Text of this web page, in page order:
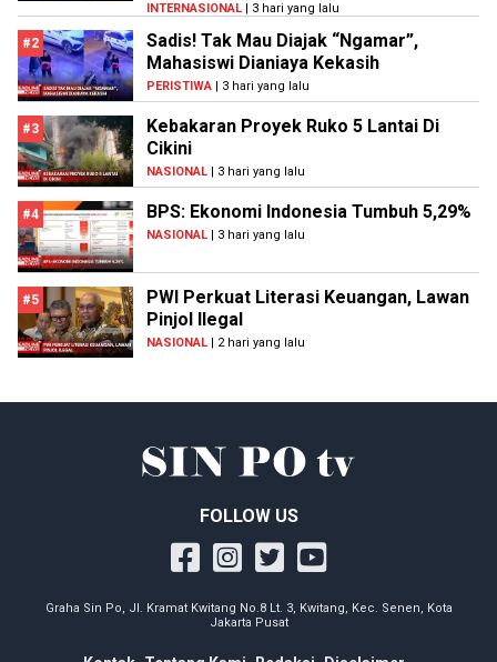
INTERNASIONAL | 3 hari yang lalu
#2
Sadis! Tak Mau Diajak “Ngamar”,
Mahasiswi Dianiaya Kekasih
PERISTIWA | 3 hari yang lalu
#3
Kebakaran Proyek Ruko 5 Lantai Di
Cikini
NASIONAL | 3 hari yang lalu
#4 BPS: Ekonomi Indonesia Tumbuh 5,29%
NASIONAL | 3 hari yang lalu
#5
PWI Perkuat Literasi Keuangan, Lawan
Pinjol Ilegal
NASIONAL | 2 hari yang lalu
FOLLOW US
Graha Sin Po, Jl. Kramat Kwitang No.8 Lt. 3, Kwitang, Kec. Senen, Kota
Jakarta Pusat